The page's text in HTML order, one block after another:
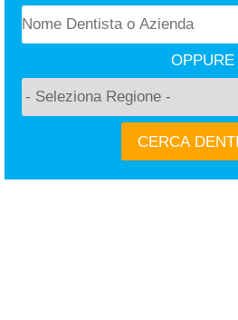
OPPURE